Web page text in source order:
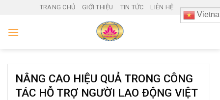
content
TRANG CHỦ GIỚI THIỆU TIN TỨC LIÊN HỆ
NÂNG CAO HIỆU QUẢ TRONG CÔNG
TÁC HỖ TRỢ NGƯỜI LAO ĐỘNG VIỆT